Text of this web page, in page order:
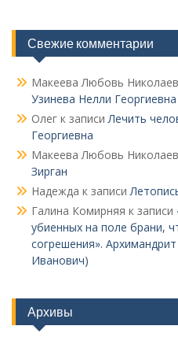
Свежие комментарии
Макеева Любовь
Узинева Нелли Георгиевна
Олег к записиЛечить
Георгиевна
Макеева Любовь
Зирган
Надежда к записи
Галина Комирняя к записи
убиенных на поле брани,
согрешения».
Иванович)
Архивы